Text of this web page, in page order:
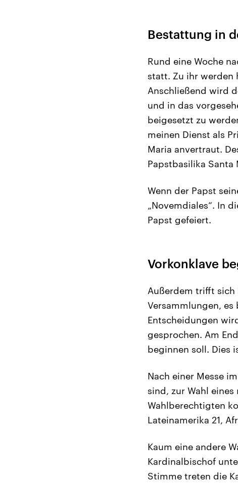
Bestattung in
Rund eine Woche
statt. Zu ihr werden
Anschließend wird
und in das
beigesetzt zu
meinen Dienst als
Maria anvertraut.
Papstbasilika Santa
Wenn der Papst
„Novemdiales“. In
Papst gefeiert.
Vorkonklave
Außerdem trifft sich
Versammlungen,
Entscheidungen
gesprochen. Am
beginnen soll. Dies
Nach einer Messe
sind, zur Wahl
Wahlberechtigten
Lateinamerika 21,
Kaum eine andere
Kardinalbischof
Stimme treten die